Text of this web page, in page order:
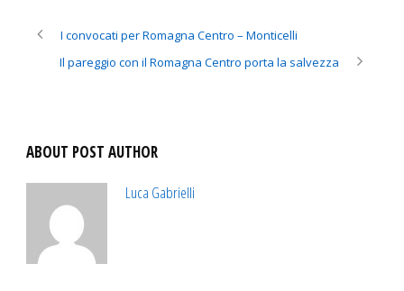
I convocati per Romagna Centro – Monticelli
Il pareggio con il Romagna Centro porta la salvezza
ABOUT POST AUTHOR
Luca Gabrielli